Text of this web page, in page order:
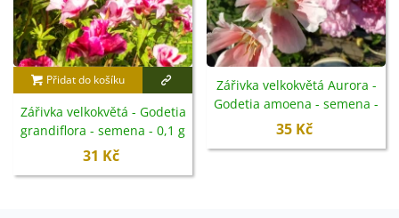
Přidat do košíku
Zářivka velkokvětá - Godetia
grandiflora - semena - 0,1 g
31 Kč
Zářivka velkokvětá Aurora -
Godetia amoena - semena -
0,1 g
35 Kč